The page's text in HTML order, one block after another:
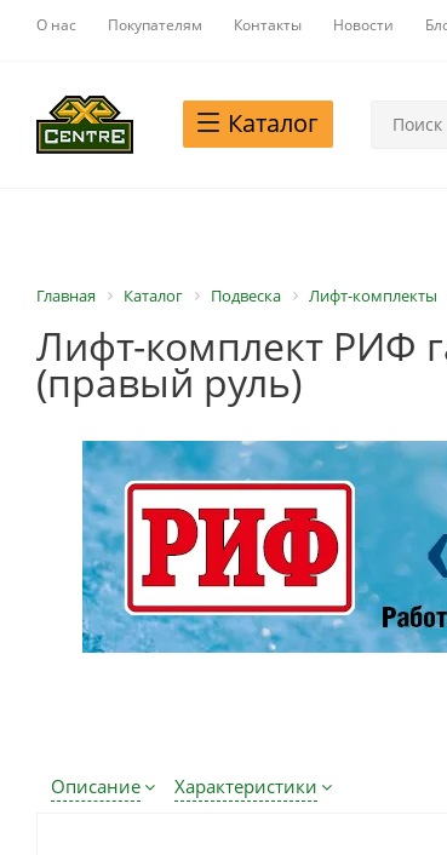
О нас Покупателям Контакты Новости
Каталог
Главная Каталог Подвеска Лифт-комплекты
Лифт-комплект РИФ
(правый руль)
Описание Характеристики